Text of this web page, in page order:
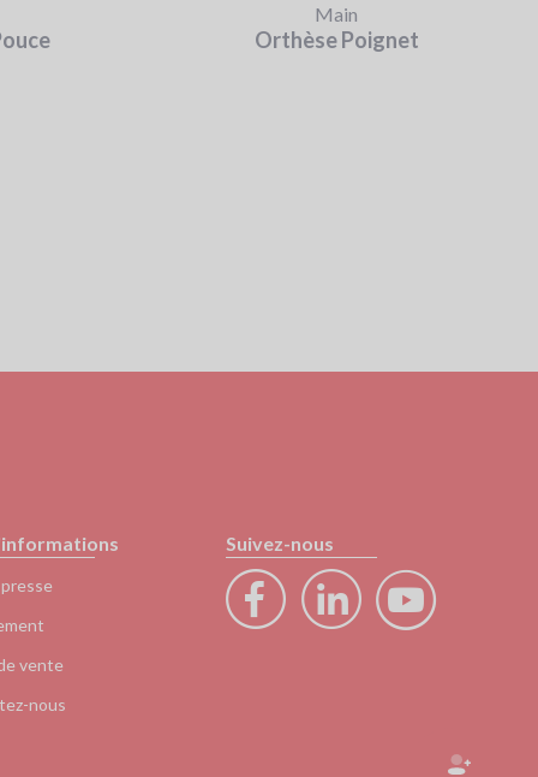
Main
Orthèse Poignet
vente
nous
Suivez-nous